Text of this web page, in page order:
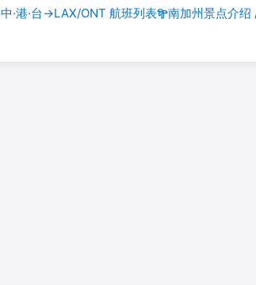
中·港·台→LAX/ONT 航班列表
南加州景点介绍